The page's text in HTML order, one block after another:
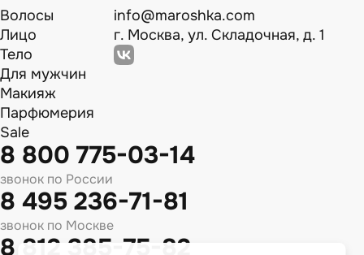
Волосы
Лицо
Тело
Для мужчин
Макияж
Парфюмерия
Sale
info@maroshka.com
г. Москва, ул. Складочная, д. 1
8 800 775-03-14
звонок по России
8 495 236-71-81
звонок по Москве
8 812 385-75-82